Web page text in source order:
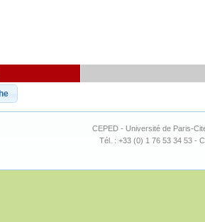
CEPED - Université de Paris-
Tél. : +33 (0) 1 76 53 34 53 -